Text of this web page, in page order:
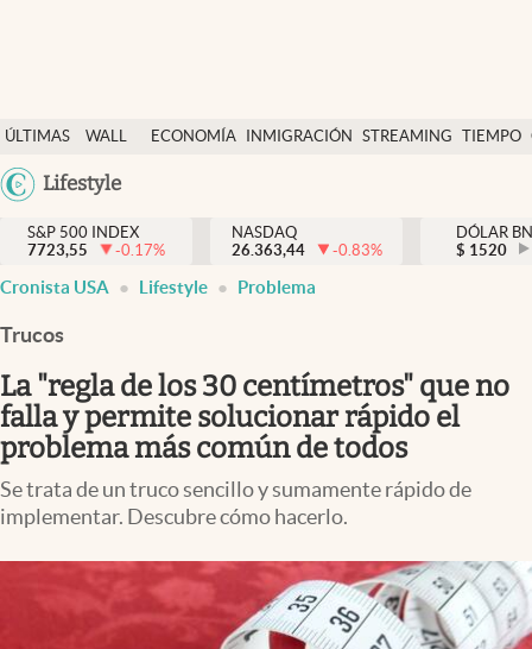
ÚLTIMAS
NOTICIAS
WALL
Y
DÓLAR
ECONOMÍA INMIGRACIÓN STREAMING TIEMPO
México
Lifestyle
Finanzas y economía
Wall Street y dólar
Inmigración
Espiritual
Streaming
PC y mobile
USA
S&P 500 INDEX
7723,55
-0.17%
NASDAQ
26.363,44
-0.83%
DÓLAR
$ 1520
Cronista USA Lifestyle Problema
Trucos
La "regla de los 30 centímetros" que no
falla y permite solucionar rápido el
problema más común de todos
Se trata de un truco sencillo y sumamente rápido de
implementar. Descubre cómo hacerlo.